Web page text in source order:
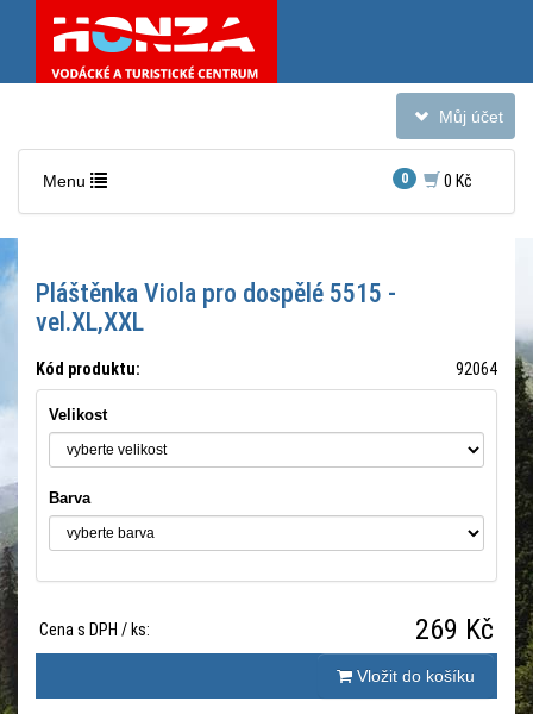
Toggle
navigation
Můj účet
Toggle
Menu 0 0 Kč
Pláštěnka Viola pro dospělé 5515 -
vel.XL,XXL
Kód produktu: 92064
Velikost
Barva
269 Kč
Cena s DPH / ks:
Vložit do košíku